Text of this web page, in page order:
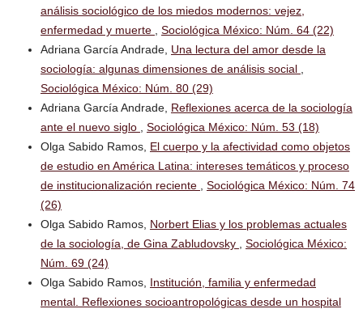
análisis sociológico de los miedos modernos: vejez,
enfermedad y muerte
Sociológica México: Núm. 64 (22)
Adriana García Andrade, Una lectura del amor desde la
sociología: algunas dimensiones de análisis social
Sociológica México: Núm. 80 (29)
Adriana García Andrade, Reflexiones acerca de la sociología
ante el nuevo siglo
Sociológica México: Núm. 53 (18)
Olga Sabido Ramos, El cuerpo y la afectividad como objetos
de estudio en América Latina: intereses temáticos y proceso
de institucionalización reciente
Sociológica México: Núm. 74
(26)
Olga Sabido Ramos, Norbert Elias y los problemas actuales
de la sociología, de Gina Zabludovsky
Sociológica México:
Núm. 69 (24)
Olga Sabido Ramos, Institución, familia y enfermedad
mental. Reflexiones socioantropológicas desde un hospital